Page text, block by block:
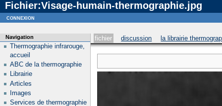
Notice: curl_setopt_array(): CURLOPT_SSL_VERIFYHOST no longer accepts the value 1,
Fichier:Visage-humain-thermographie.jpg
fichier discussion la librairie
Navigation
Thermographie infrarouge,
accueil
ABC de la thermographie
Librairie
Articles
Images
Services de thermographie
connexion